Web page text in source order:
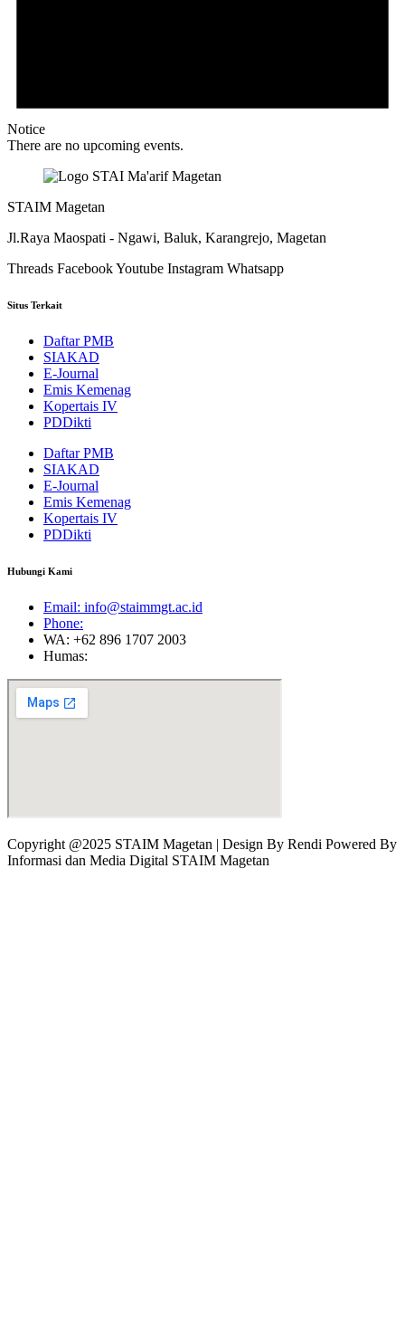
Notice
There are no upcoming events.
STAIM Magetan
Jl.Raya Maospati - Ngawi, Baluk, Karangrejo, Magetan
Threads FacebookYoutube Instagram Whatsapp
Situs Terkait
Daftar PMB
SIAKAD
E-Journal
Emis Kemenag
Kopertais IV
PDDikti
Daftar PMB
SIAKAD
E-Journal
Emis Kemenag
Kopertais IV
PDDikti
Hubungi Kami
Email: info@staimmgt.ac.id
Phone:
WA: +62 896 1707 2003
Humas:
Copyright @2025 STAIM Magetan | Design By Rendi Powered By
Informasi dan Media Digital STAIM Magetan